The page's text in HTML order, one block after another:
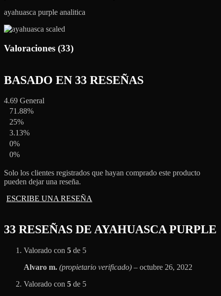
ayahuasca purple analitica
Valoraciones (33)
BASADO EN 33 RESEÑAS
4.69 General
71.88%
25%
3.13%
0%
0%
Solo los clientes registrados que hayan comprado este producto
pueden dejar una reseña.
ESCRIBE UNA RESEÑA
33 RESEÑAS DE AYAHUASCA PURPLE
Valorado con 5 de 5
Alvaro m. (propietario verificado) – octubre 26, 2022
Valorado con 5 de 5